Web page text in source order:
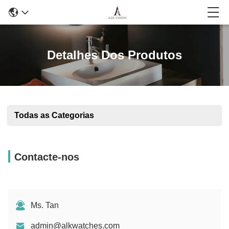
Detalhes Dos Produtos
Todas as Categorias
Contacte-nos
Ms. Tan
admin@alkwatches.com